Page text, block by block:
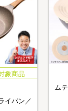
イパン／
ム